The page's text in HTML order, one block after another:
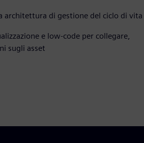
architettura di gestione del ciclo di vita
e low-code per collegare,
sugli asset